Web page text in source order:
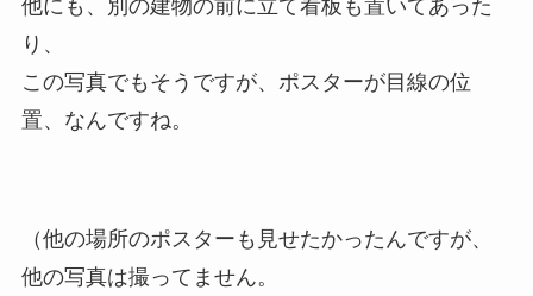
他にも、別の建物の前に立て看板も置いてあった
り、
この写真でもそうですが、ポスターが目線の位
置、なんですね。
（他の場所のポスターも見せたかったんですが、
他の写真は撮ってません。